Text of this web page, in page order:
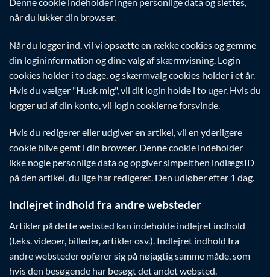
når du lukker din browser.
Når du logger ind, vil vi opsætte en række cookies og gemme
din logininformation og dine valg af skærmvisning. Login
cookies holder i to dage, og skærmvalg cookies holder i et år.
Hvis du vælger "Husk mig", vil dit login holde i to uger. Hvis du
logger ud af din konto, vil login cookierne forsvinde.
Hvis du redigerer eller udgiver en artikel, vil en yderligere
cookie blive gemt i din browser. Denne cookie indeholder
ikke nogle personlige data og opgiver simpelthen indlægsID
på den artikel, du lige har redigeret. Den udløber efter 1 dag.
Indlejret indhold fra andre websteder
Artikler på dette websted kan indeholde indlejret indhold
(f.eks. videoer, billeder, artikler osv.). Indlejret indhold fra
andre websteder opfører sig på nøjagtig samme måde, som
hvis den besøgende har besøgt det andet websted.